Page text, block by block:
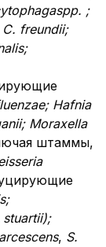
;
freundii;
Hafnia
Moraxella
штаммы,
stuartii);
, S.